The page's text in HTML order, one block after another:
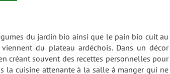
du jardin bio ainsi que le pain bio cuit au
du plateau ardéchois. Dans un décor
créant souvent des recettes personnelles pour
la cuisine attenante à la salle à manger qui ne